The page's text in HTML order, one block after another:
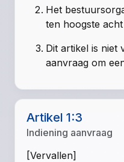
Het
ten hoogste
Dit artikel is niet
aanvraag om
Artikel 1:3
Indiening aanvraag
[Vervallen]